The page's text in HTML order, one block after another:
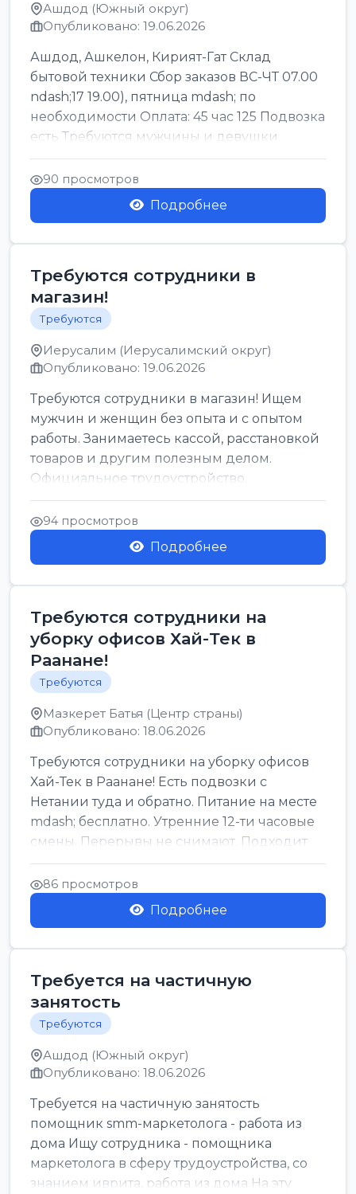
Ашдод (Южный округ)
Опубликовано: 19.06.2026
Ашдод, Ашкелон, Кирият-Гат Склад
бытовой техники Сбор заказов ВС-ЧТ 07.00
ndash;17 19.00), пятница mdash; по
необходимости Оплата: 45 час 125 Подвозка
есть Требуются мужчины и девушки
Только официальн...
90 просмотров
Подробнее
Требуются сотрудники в
магазин!
Требуются
Иерусалим (Иерусалимский округ)
Опубликовано: 19.06.2026
Требуются сотрудники в магазин! Ищем
мужчин и женщин без опыта и с опытом
работы. Занимаетесь кассой, расстановкой
товаров и другим полезным делом.
Официальное трудоустройство,
стабильная зарплата от ...
94 просмотров
Подробнее
Требуются сотрудники на
уборку офисов Хай-Тек в
Раанане!
Требуются
Мазкерет Батья (Центр страны)
Опубликовано: 18.06.2026
Требуются сотрудники на уборку офисов
Хай-Тек в Раанане! Есть подвозки с
Нетании туда и обратно. Питание на месте
mdash; бесплатно. Утренние 12-ти часовые
смены. Перерывы не снимают. Подходит
для всех...
86 просмотров
Подробнее
Требуется на частичную
занятость
Требуются
Ашдод (Южный округ)
Опубликовано: 18.06.2026
Требуется на частичную занятость
помощник smm-маркетолога - работа из
дома Ищу сотрудника - помощника
маркетолога в сферу трудоустройства, со
знанием иврита, работа из дома На эту